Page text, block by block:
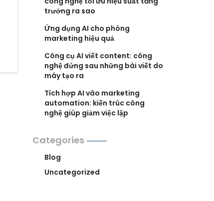
trưởng ra sao
Ứng dụng AI cho phòng
marketing hiệu quả
Công cụ AI viết content: công
nghệ đứng sau những bài viết do
máy tạo ra
Tích hợp AI vào marketing
automation: kiến trúc công
nghệ giúp giảm việc lặp
Categories
Blog
Uncategorized